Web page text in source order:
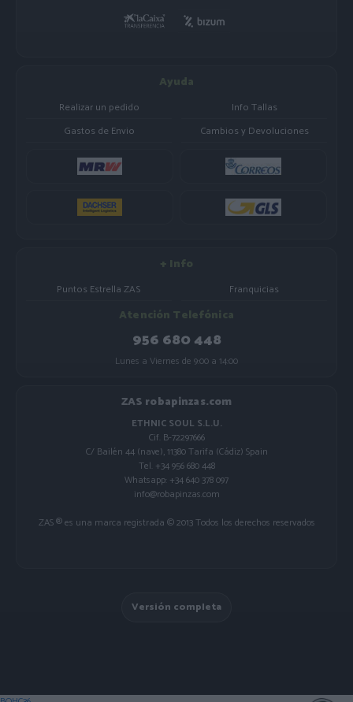
Ayuda
Realizar un pedido
Info Tallas
Gastos de Envio
Cambios y Devoluciones
+ Info
Puntos Estrella ZAS Franquicias
Atención Telefónica
956 680 448
Lunes a Viernes de 9:00 a 14:00
ZAS robapinzas.com
ETHNIC SOUL S.L.U.
Cif. B-72297666
C/ Bailén 44 (nave), 11380 Tarifa (Cádiz) Spain
Tel. +34 956 680 448
Whatsapp: +34 640 378 097
info@robapinzas.com
ZAS ® es una marca registrada © 2013 Todos los derechos reservados
Versión completa